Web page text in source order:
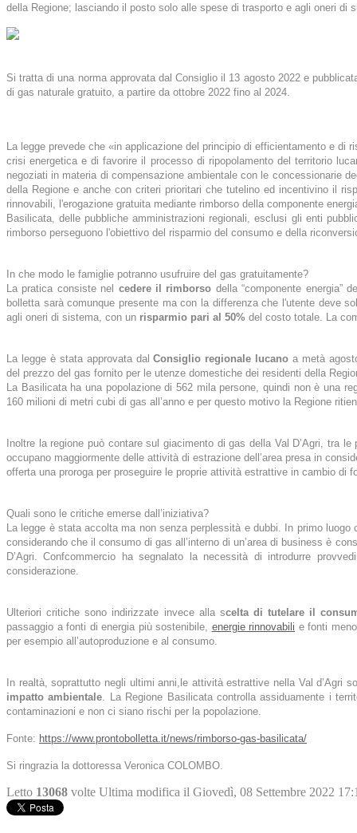
della Regione; lasciando il posto solo alle spese di trasporto e agli oneri di
Si tratta di una norma approvata dal Consiglio il 13 agosto 2022 e
di gas naturale gratuito, a partire da ottobre 2022 fino al 2024.
La legge prevede che «in applicazione del principio di efficientamento e di
crisi energetica e di favorire il processo di ripopolamento del territorio
negoziati in materia di compensazione ambientale con le concessionarie
della Regione e anche con criteri prioritari che tutelino ed incentivino il
rinnovabili, l'erogazione gratuita mediante rimborso della componente
Basilicata, delle pubbliche amministrazioni regionali, esclusi gli enti
rimborso perseguono l'obiettivo del risparmio del consumo e della
In che modo le famiglie potranno usufruire del gas gratuitamente?
La pratica consiste nel cedere il rimborso della “componente energia”
bolletta sarà comunque presente ma con la differenza che l'utente deve
agli oneri di sistema, con un risparmio pari al 50% del costo totale. La
La legge è stata approvata dal Consiglio regionale lucano a metà
del prezzo del gas fornito per le utenze domestiche dei residenti della
La Basilicata ha una popolazione di 562 mila persone, quindi non è una
160 milioni di metri cubi di gas all’anno e per questo motivo la Regione
Inoltre la regione può contare sul giacimento di gas della Val D’Agri, tra
occupano maggiormente delle attività di estrazione dell’area presa in
offerta una proroga per proseguire le proprie attività estrattive in cambio di
Quali sono le critiche emerse dall’iniziativa?
La legge è stata accolta ma non senza perplessità e dubbi. In primo luogo
considerando che il consumo di gas all’interno di un’area di business è
D’Agri. Confcommercio ha segnalato la necessità di introdurre
considerazione.
Ulteriori critiche sono indirizzate invece alla scelta di tutelare il
passaggio a fonti di energia più sostenibile, energie rinnovabili e fonti
per esempio all’autoproduzione e al consumo.
In realtà, soprattutto negli ultimi anni,le attività estrattive nella Val d’Agri
impatto ambientale . La Regione Basilicata controlla assiduamente i
contaminazioni e non ci siano rischi per la popolazione.
Fonte: https://www.prontobolletta.it/news/rimborso-gas-basilicata/
Si ringrazia la dottoressa Veronica COLOMBO.
Letto 13068 volte Ultima modifica il Giovedì, 08 Settembre 2022